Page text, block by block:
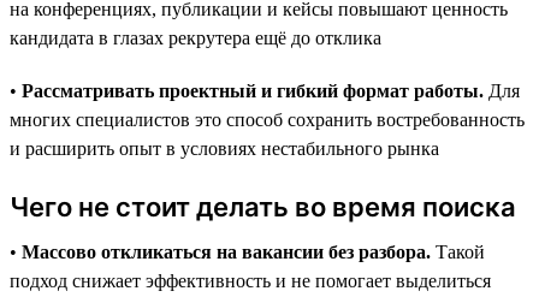
на конференциях, публикации и кейсы повышают ценность
кандидата в глазах рекрутера ещё до отклика
• Рассматривать проектный и гибкий формат работы. Для
многих специалистов это способ сохранить востребованность
и расширить опыт в условиях нестабильного рынка
Чего не стоит делать во время поиска
• Массово откликаться на вакансии без разбора. Такой
подход снижает эффективность и не помогает выделиться